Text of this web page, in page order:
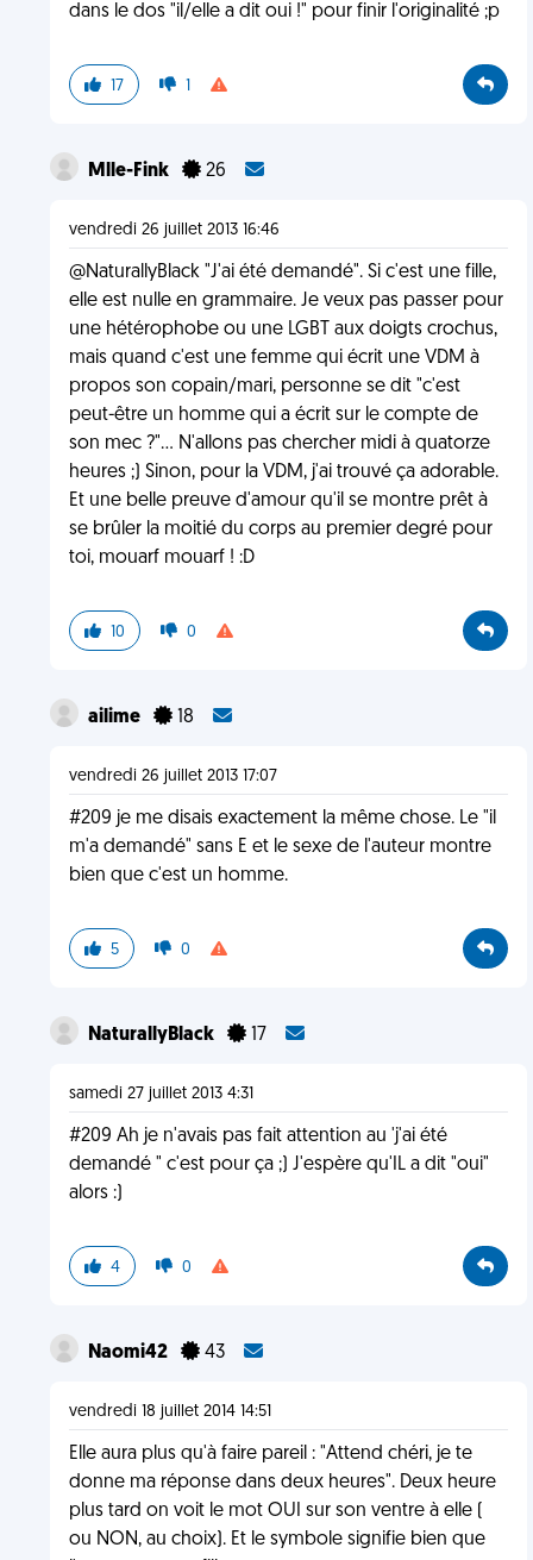
dans le dos "il/elle a dit oui !" pour finir l'originalité ;p
17 1
Mlle-Fink 26
vendredi 26 juillet 2013 16:46
@NaturallyBlack "J'ai été demandé". Si c'est une fille,
elle est nulle en grammaire. Je veux pas passer pour
une hétérophobe ou une LGBT aux doigts crochus,
mais quand c'est une femme qui écrit une VDM à
propos son copain/mari, personne se dit "c'est
peut-être un homme qui a écrit sur le compte de
son mec ?"... N'allons pas chercher midi à quatorze
heures ;) Sinon, pour la VDM, j'ai trouvé ça adorable.
Et une belle preuve d'amour qu'il se montre prêt à
se brûler la moitié du corps au premier degré pour
toi, mouarf mouarf ! :D
10 0
ailime 18
vendredi 26 juillet 2013 17:07
#209 je me disais exactement la même chose. Le "il
m'a demandé" sans E et le sexe de l'auteur montre
bien que c'est un homme.
5 0
NaturallyBlack 17
samedi 27 juillet 2013 4:31
#209 Ah je n'avais pas fait attention au 'j'ai été
demandé " c'est pour ça ;) J'espère qu'IL a dit "oui"
alors :)
4 0
Naomi42 43
vendredi 18 juillet 2014 14:51
Elle aura plus qu'à faire pareil : "Attend chéri, je te
donne ma réponse dans deux heures". Deux heure
plus tard on voit le mot OUI sur son ventre à elle (
ou NON, au choix). Et le symbole signifie bien que